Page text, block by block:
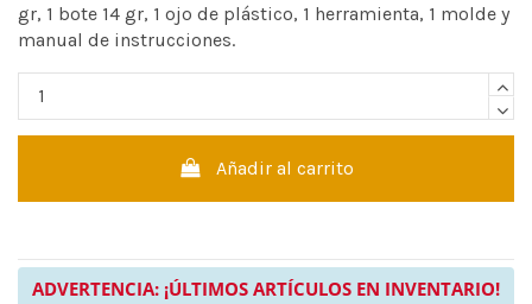
gr, 1 bote 14 gr, 1 ojo de plástico, 1 herramienta, 1 molde y
manual de instrucciones.
Añadir al carrito
ADVERTENCIA: ¡ÚLTIMOS ARTÍCULOS EN INVENTARIO!